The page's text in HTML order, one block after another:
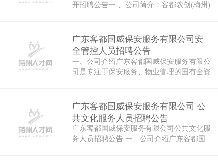
开招聘公告一 、公司简介：客都农创(梅州)
广东客都国威保安服务有限公司安
全管控人员招聘公告
一、公司介绍广东客都国威保安服务有限公
司是专注于保安服务、物业管理的国有全资
广东客都国威保安服务有限公司 公
共文化服务人员招聘公告
广东客都国威保安服务有限公司公共文化服
务人员招聘公告 一、公司介绍广东客都国